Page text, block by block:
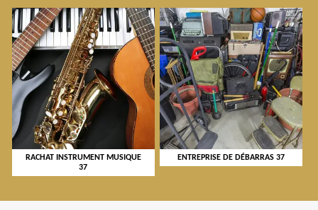
RACHAT INSTRUMENT MUSIQUE
37
ENTREPRISE DE DÉBARRAS 37